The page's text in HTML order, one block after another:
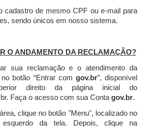
cadastro de mesmo CPF ou e-mail para
sendo únicos em nosso sistema.
O ANDAMENTO DA RECLAMAÇÃO?
sua reclamação e o atendimento da
botão “Entrar com gov.br”, disponível
direito da página inicial do
Faça o acesso com sua Contagov.br.
clique no botão "Menu", localizado no
esquerdo da tela. Depois, clique na